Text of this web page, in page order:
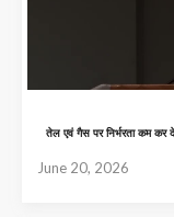
तेल एवं गैस पर निर्भरता कम कर
June 20, 2026